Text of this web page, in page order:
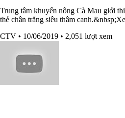
Trung tâm khuyến nông Cà Mau giới
thẻ chân trắng siêu thâm
CTV • 10/06/2019 • 2,051 lượt xem